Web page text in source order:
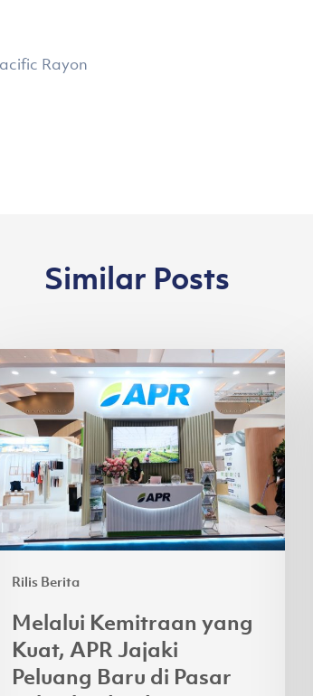
Rayon
Similar Posts
Rilis Berita
Melalui Kemitraan yang
Kuat, APR Jajaki
Peluang Baru di Pasar